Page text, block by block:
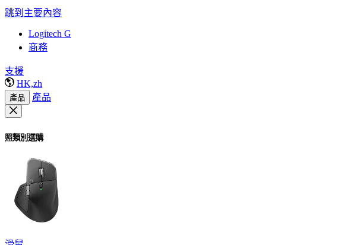
跳到主要內容
Logitech G
商務
支援
HK,zh
產品 產品
照類別選購